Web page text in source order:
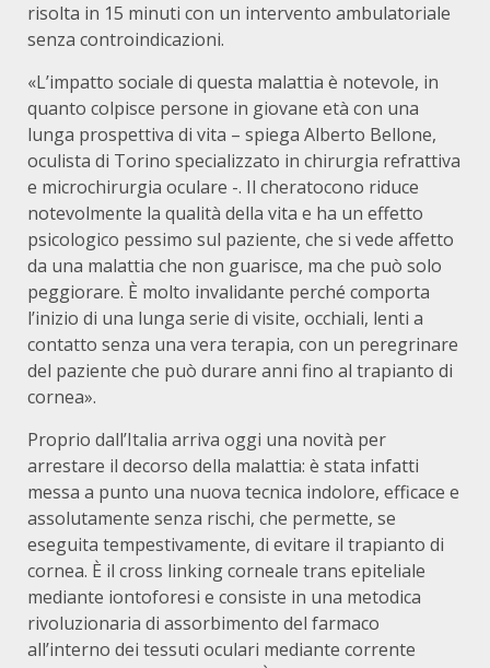
risolta in 15 minuti con un intervento ambulatoriale
senza controindicazioni.
«L’impatto sociale di questa malattia è notevole, in
quanto colpisce persone in giovane età con una
lunga prospettiva di vita – spiega Alberto Bellone,
oculista di Torino specializzato in chirurgia refrattiva
e microchirurgia oculare -. Il cheratocono riduce
notevolmente la qualità della vita e ha un effetto
psicologico pessimo sul paziente, che si vede affetto
da una malattia che non guarisce, ma che può solo
peggiorare. È molto invalidante perché comporta
l’inizio di una lunga serie di visite, occhiali, lenti a
contatto senza una vera terapia, con un peregrinare
del paziente che può durare anni fino al trapianto di
cornea».
Proprio dall’Italia arriva oggi una novità per
arrestare il decorso della malattia: è stata infatti
messa a punto una nuova tecnica indolore, efficace e
assolutamente senza rischi, che permette, se
eseguita tempestivamente, di evitare il trapianto di
cornea. È il cross linking corneale trans epiteliale
mediante iontoforesi e consiste in una metodica
rivoluzionaria di assorbimento del farmaco
all’interno dei tessuti oculari mediante corrente